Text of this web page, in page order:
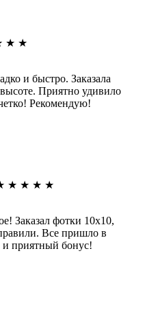
★ ★
и быстро. Заказала
Приятно удивило
Рекомендую!
★ ★ ★ ★
Заказал фотки 10х10,
Все пришло в
и приятный бонус!